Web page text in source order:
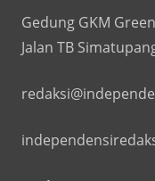
Gedung GKM
Jalan TB